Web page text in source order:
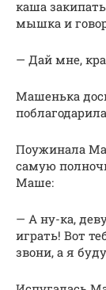
каша
мышка и
— Дай мне,
Машенька
Поужинала
самую
Маше:
— А ну-ка,
играть! Вот
звони, а я